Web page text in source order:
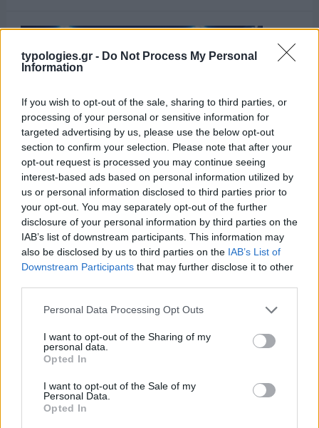
typologies.gr - Do Not Process My Personal
Information
If you wish to opt-out of the sale, sharing to third parties, or
processing of your personal or sensitive information for
targeted advertising by us, please use the below opt-out
section to confirm your selection. Please note that after your
opt-out request is processed you may continue seeing
interest-based ads based on personal information utilized by
us or personal information disclosed to third parties prior to
your opt-out. You may separately opt-out of the further
disclosure of your personal information by third parties on the
IAB’s list of downstream participants. This information may
also be disclosed by us to third parties on the IAB’s List of
Downstream Participants that may further disclose it to other
Please note that this website/app uses one or more Google
not limited to your visit or usage behaviour. You may click to
grant or deny consent to Google and its third-party tags to
use your data for below specified purposes in below Google
consent section.
Personal Data Processing Opt Outs
I want to opt-out of the Sharing of my
personal data.
Opted In
I want to opt-out of the Sale of my
Personal Data.
Opted In